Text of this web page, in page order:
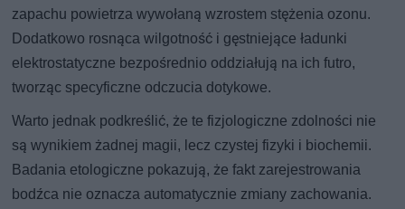
zapachu powietrza wywołaną wzrostem stężenia ozonu.
Dodatkowo rosnąca wilgotność i gęstniejące ładunki
elektrostatyczne bezpośrednio oddziałują na ich futro,
tworząc specyficzne odczucia dotykowe.
Warto jednak podkreślić, że te fizjologiczne zdolności nie
są wynikiem żadnej magii, lecz czystej fizyki i biochemii.
Badania etologiczne pokazują, że fakt zarejestrowania
bodźca nie oznacza automatycznie zmiany zachowania.